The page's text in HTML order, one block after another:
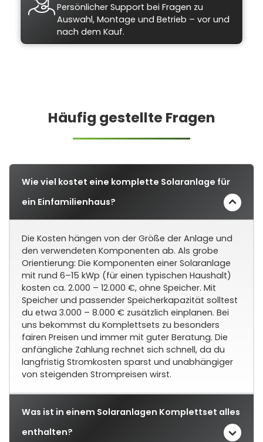
Persönlicher Support bei Fragen zu
Auswahl, Montage und Betrieb – vor und
nach dem Kauf.
Häufig gestellte Fragen
Wie viel kostet eine komplette Solaranlage für
ein Einfamilienhaus?
Die Kosten hängen von der Größe der Anlage und
den verwendeten Komponenten ab. Als grobe
Orientierung: Die Komponenten einer Solaranlage
mit rund 6–15 kWp (für einen typischen Haushalt)
kosten ca. 2.000 – 12.000 €, ohne Speicher. Mit
Speicher und passender Speicherkapazität solltest
du etwa 3.000 – 8.000 € zusätzlich einplanen. Bei
uns bekommst du Komplettsets zu besonders
fairen Preisen und immer mit guter Beratung. Die
anfängliche Zahlung rechnet sich schnell, da du
langfristig Stromkosten sparst und unabhängiger
von steigenden Strompreisen wirst.
Was ist in einem Solaranlagen Komplettset alles
enthalten?